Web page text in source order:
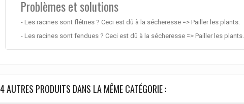
Problèmes et solutions
- Les racines sont flétries ? Ceci est dû à la sécheresse => Pailler les plants.
- Les racines sont fendues ? Ceci est dû à la sécheresse => Pailler les plants.
4 AUTRES PRODUITS DANS LA MÊME CATÉGORIE :